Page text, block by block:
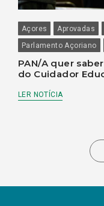
Açores Aprovadas
Parlamento Açoriano
PAN/A quer
do Cuidador
LER NOTÍCIA